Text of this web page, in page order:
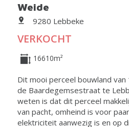
Weide
9280 Lebbeke
VERKOCHT
16610m²
Dit mooi perceel bouwland van
de Baardegemsestraat te
weten is dat dit perceel
van pacht, omheind is voor
elektriciteit aanwezig is en op